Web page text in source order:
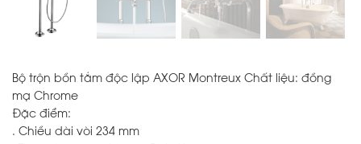
Bộ trộn bồn tắm độc lập AXOR Montreux Chất liệu: đồng
mạ Chrome
Đặc điểm:
. Chiều dài vòi 234 mm